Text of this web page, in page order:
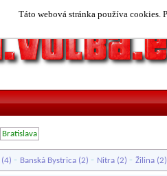
Táto webová stránka používa cookies.
Bratislava
(4) - Banská Bystrica (2) - Nitra (2) - Žilina